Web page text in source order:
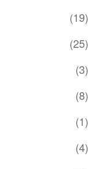
(19)
(25)
(3)
(8)
(1)
(4)